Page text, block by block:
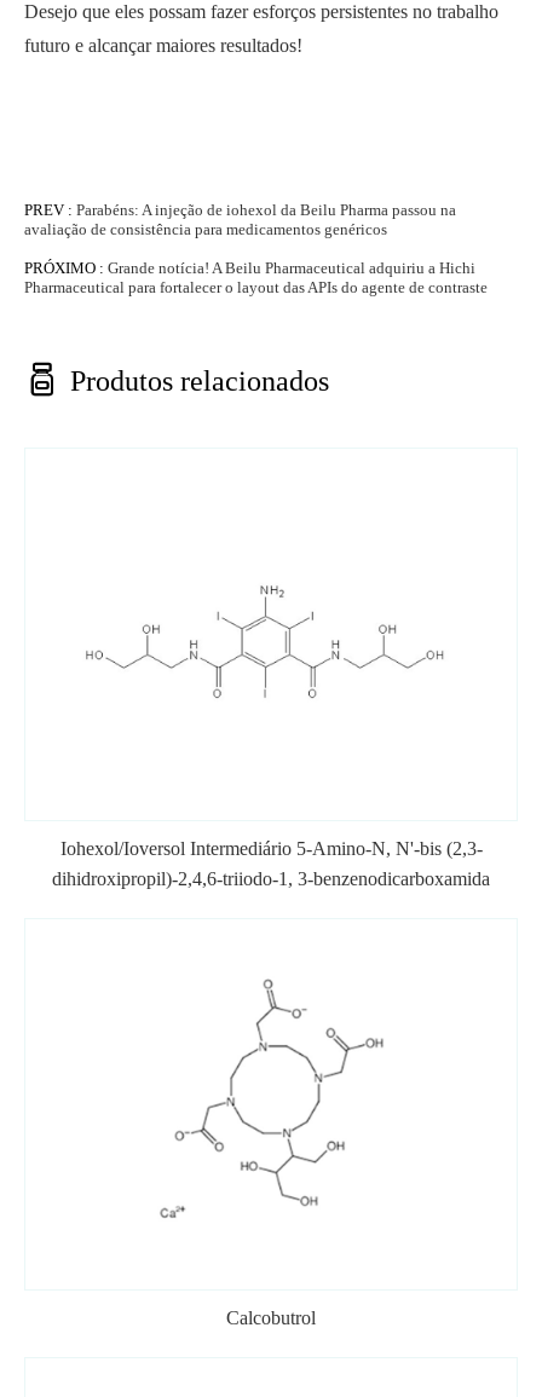
Desejo que eles possam fazer esforços persistentes no trabalho
futuro e alcançar maiores resultados!
PREV : Parabéns: A injeção de iohexol da Beilu Pharma passou na
avaliação de consistência para medicamentos genéricos
PRÓXIMO : Grande notícia! A Beilu Pharmaceutical adquiriu a Hichi
Pharmaceutical para fortalecer o layout das APIs do agente de contraste
 Produtos relacionados
Iohexol/Ioversol Intermediário 5-Amino-N, N'-bis (2,3-
dihidroxipropil)-2,4,6-triiodo-1, 3-benzenodicarboxamida
Calcobutrol